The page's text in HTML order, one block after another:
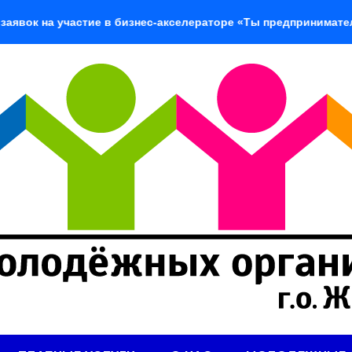
в бизнес-акселераторе «Ты предприниматель»